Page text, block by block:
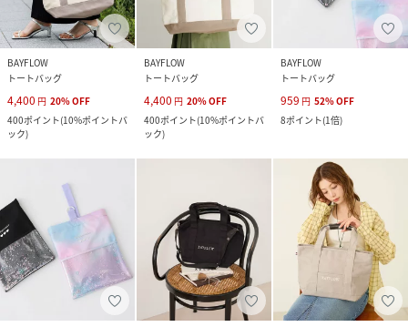
BAYFLOW
トートバッグ
4,400 円 20%OFF
400ポイント(10%ポイントバ
ック)
BAYFLOW
トートバッグ
4,400 円 20%OFF
400ポイント(10%ポイントバ
ック)
BAYFLOW
トートバッグ
959 円 52%OFF
8ポイント(1倍)